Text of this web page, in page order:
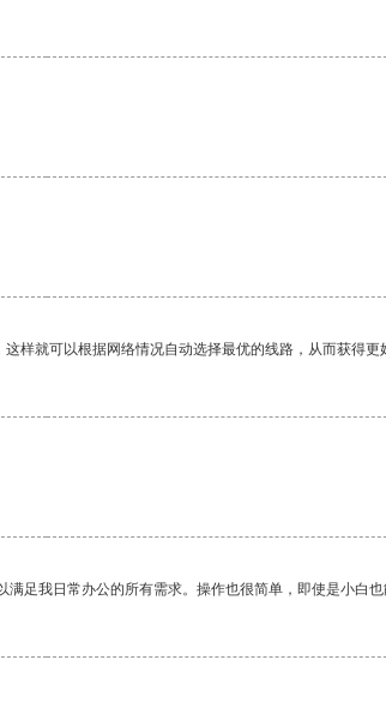
样就可以根据网络情况自动选择最优的线路，从而获得更
足我日常办公的所有需求。操作也很简单，即使是小白也